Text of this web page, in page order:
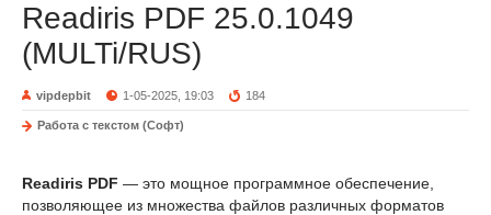
Readiris PDF 25.0.1049
(MULTi/RUS)
vipdepbit 1-05-2025, 19:03 184
Работа с текстом (Софт)
Readiris PDF — это мощное программное обеспечение,
позволяющее из множества файлов различных форматов